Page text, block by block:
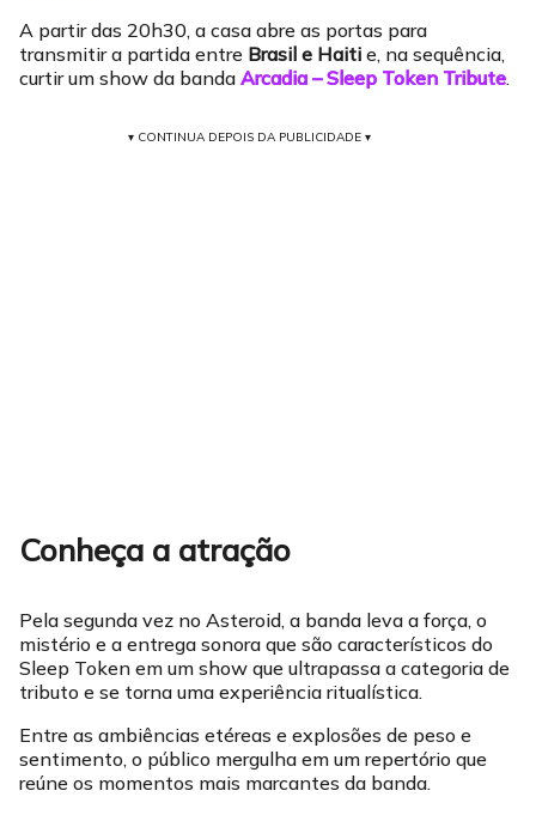
A partir das 20h30, a casa abre as portas para
transmitir a partida entre Brasil e Haiti e, na sequência,
curtir um show da banda Arcadia – Sleep Token Tribute.
▾ CONTINUA DEPOIS DA PUBLICIDADE ▾
Conheça a atração
Pela segunda vez no Asteroid, a banda leva a força, o
mistério e a entrega sonora que são característicos do
Sleep Token em um show que ultrapassa a categoria de
tributo e se torna uma experiência ritualística.
Entre as ambiências etéreas e explosões de peso e
sentimento, o público mergulha em um repertório que
reúne os momentos mais marcantes da banda.